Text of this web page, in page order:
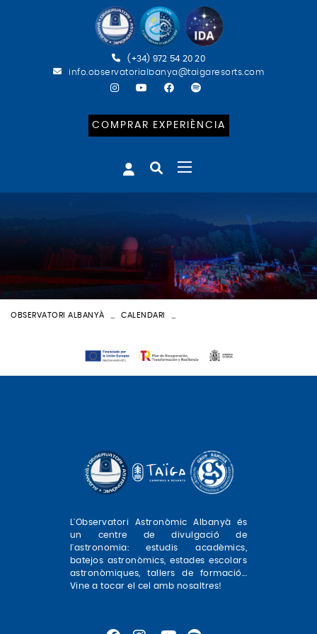
(+34) 972 54 20 20
info.observatorialbanya@taigaresorts.com
COMPRAR EXPERIÈNCIA
OBSERVATORI ALBANYÀ CALENDARI
L'Observatori Astronòmic Albanyà és
un centre de divulgació de
l'astronomia: estudis acadèmics,
batejos astronòmics, estades escolars
astronòmiques, tallers de formació...
Vine a tocar el cel amb nosaltres!